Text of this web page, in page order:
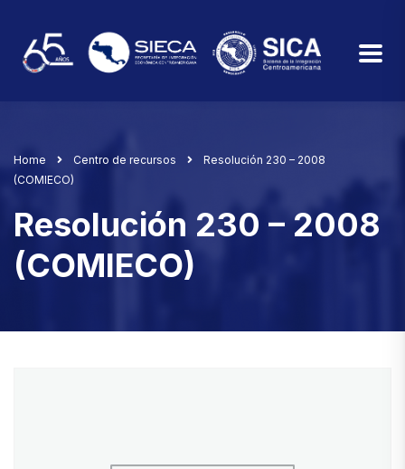
Home Centro de recursos
Resolución 230 – 2008
(COMIECO)
Resolución 230 – 2008
(COMIECO)